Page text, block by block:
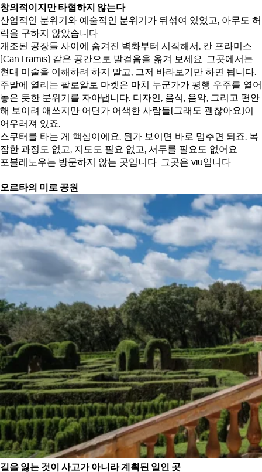
창의적이지만 타협하지 않는다
산업적인 분위기와 예술적인 분위기가 뒤섞여 있었고, 아무도 허
락을 구하지 않았습니다.
개조된 공장들 사이에 숨겨진 벽화부터 시작해서, 칸 프라미스
(Can Framis) 같은 공간으로 발걸음을 옮겨 보세요. 그곳에서는
현대 미술을 이해하려 하지 말고, 그저 바라보기만 하면 됩니다.
주말에 열리는 팔로알토 마켓은 마치 누군가가 평행 우주를 열어
놓은 듯한 분위기를 자아냅니다. 디자인, 음식, 음악, 그리고 편안
해 보이려 애쓰지만 어딘가 어색한 사람들(그래도 괜찮아요)이
어우러져 있죠.
스쿠터를 타는 게 핵심이에요. 뭔가 보이면 바로 멈추면 되죠. 복
잡한 과정도 없고, 지도도 필요 없고, 서두를 필요도 없어요.
포블레노우는 방문하지 않는 곳입니다. 그곳은 viu입니다.
오르타의 미로 공원
길을 잃는 것이 사고가 아니라 계획된 일인 곳